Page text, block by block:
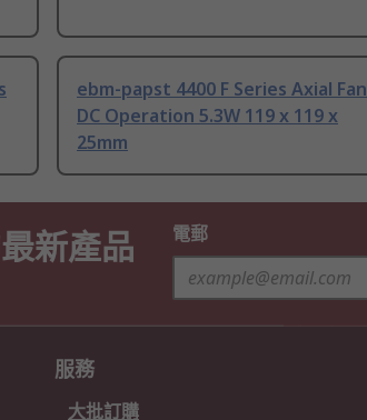
ebm-papst 4400 F Series Axial Fan
DC Operation 5.3W 119 x 119 x
25mm
新產品
電郵
服務
大批訂購